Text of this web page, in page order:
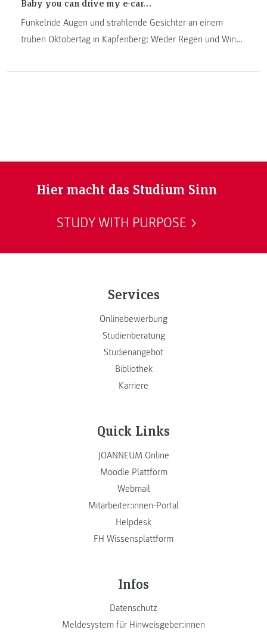
Baby you can drive my e-car…
Funkelnde Augen und strahlende Gesichter an einem
trüben Oktobertag in Kapfenberg: Weder Regen und Wind,
Hier macht das Studium Sinn
STUDY WITH PURPOSE
Services
Onlinebewerbung
Studienberatung
Studienangebot
Bibliothek
Karriere
Quick Links
JOANNEUM Online
Moodle Plattform
Webmail
Mitarbeiter:innen-Portal
Helpdesk
FH Wissensplattform
Infos
Datenschutz
Meldesystem für Hinweisgeber:innen